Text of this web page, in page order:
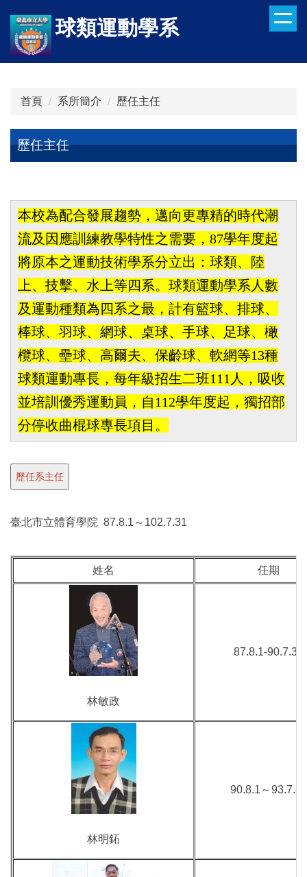
到
主
要
球類運動學系
首頁 系所簡介 歷任主任
歷任主任
本校為配合發展趨勢，邁向更專精的時代潮
流及因應訓練教學特性之需要，87學年度起
將原本之運動技術學系分立出：球類、陸
上、技擊、水上等四系。球類運動學系人數
及運動種類為四系之最，計有籃球、排球、
棒球、羽球、網球、桌球、手球、足球、橄
欖球、壘球、高爾夫、保齡球、軟網等13種
球類運動專長，每年級招生二班111人，吸收
並培訓優秀運動員，自112學年度起，獨招部
分停收曲棍球專長項目。
臺北市立體育學院 87.8.1～102.7.31
姓名 任期
林敏政
87.8.1-90.7.31
林明鉐
90.8.1～93.7.31